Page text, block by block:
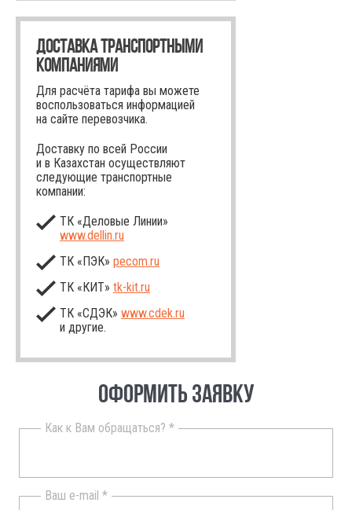
ДОСТАВКА ТРАНСПОРТНЫМИ
КОМПАНИЯМИ
Для расчёта тарифа вы можете
воспользоваться информацией
на сайте перевозчика.
Доставку по всей России
и в Казахстан осуществляют
следующие транспортные
компании:
ТК «Деловые Линии»
www.dellin.ru
ТК «ПЭК» pecom.ru
ТК «КИТ» tk-kit.ru
ТК «СДЭК» www.cdek.ru
и другие.
ОФОРМИТЬ ЗАЯВКУ
Как к Вам обращаться? *
Ваш e-mail *